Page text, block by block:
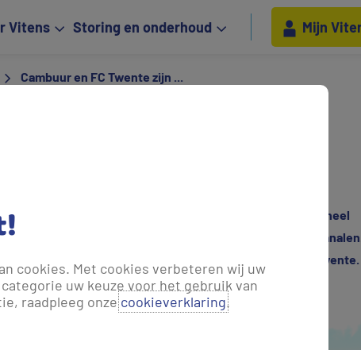
Vitens Storing en onderhoud Mijn
Cambuur en FC Twente zijn ...
trappen, ook op het gebied van waterbesparing zijn ze heel
sinds kort besproeid met water uit naastgelegen
Sander Captijn, duurzaamheidscoördinator bij FC Twente.
cookies. Met cookies verbeteren wij uw
uw keuze voor het gebruik van
raadpleeg onzecookieverklaring.